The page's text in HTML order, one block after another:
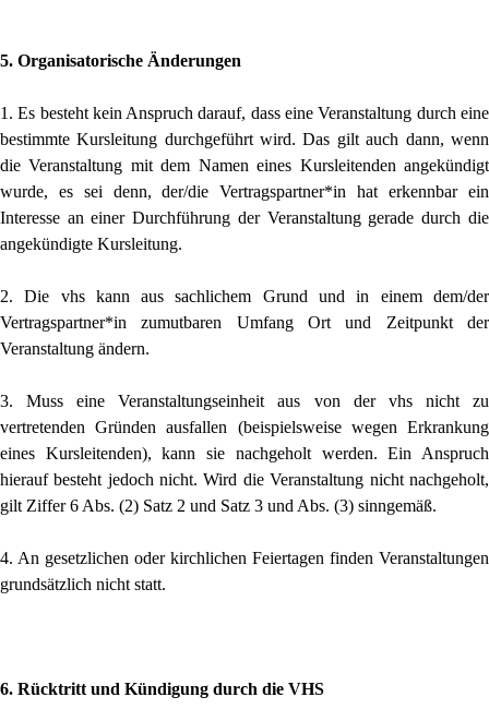
5. Organisatorische Änderungen
1. Es besteht kein Anspruch darauf, dass eine Veranstaltung durch eine
be­stimmte Kursleitung durchgeführt wird. Das gilt auch dann, wenn
die Veranstal­tung mit dem Namen eines Kursleitenden angekündigt
wurde, es sei denn, der/die Vertragspartner*in hat erkennbar ein
Interesse an einer Durchführung der Veranstaltung gerade durch die
angekündigte Kursleitung.
2. Die vhs kann aus sachlichem Grund und in einem dem/der
Vertragspartner*in zumutbaren Umfang Ort und Zeitpunkt der
Veranstaltung än­dern.
3. Muss eine Veranstaltungseinheit aus von der vhs nicht zu
vertretenden Gründen ausfallen (beispielsweise wegen Erkrankung
eines Kursleitenden), kann sie nachgeholt werden. Ein Anspruch
hierauf besteht jedoch nicht. Wird die Veranstaltung nicht nachgeholt,
gilt Ziffer 6 Abs. (2) Satz 2 und Satz 3 und Abs. (3) sinngemäß.
4. An gesetzlichen oder kirchlichen Feiertagen finden Veranstaltungen
grundsätzlich nicht statt.
6. Rücktritt und Kündigung durch die VHS